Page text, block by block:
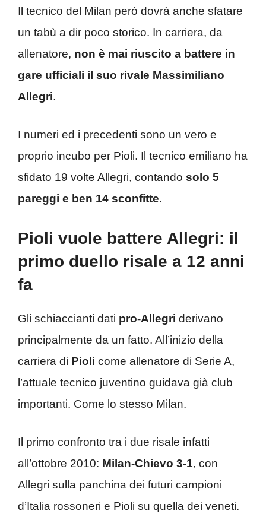
Il tecnico del Milan però dovrà anche sfatare
un tabù a dir poco storico. In carriera, da
allenatore, non è mai riuscito a battere in
gare ufficiali il suo rivale Massimiliano
Allegri.
I numeri ed i precedenti sono un vero e
proprio incubo per Pioli. Il tecnico emiliano ha
sfidato 19 volte Allegri, contando solo 5
pareggi e ben 14 sconfitte.
Pioli vuole battere Allegri: il
primo duello risale a 12 anni
fa
Gli schiaccianti dati pro-Allegri derivano
principalmente da un fatto. All’inizio della
carriera di Pioli come allenatore di Serie A,
l’attuale tecnico juventino guidava già club
importanti. Come lo stesso Milan.
Il primo confronto tra i due risale infatti
all’ottobre 2010: Milan-Chievo 3-1, con
Allegri sulla panchina dei futuri campioni
d’Italia rossoneri e Pioli su quella dei veneti.